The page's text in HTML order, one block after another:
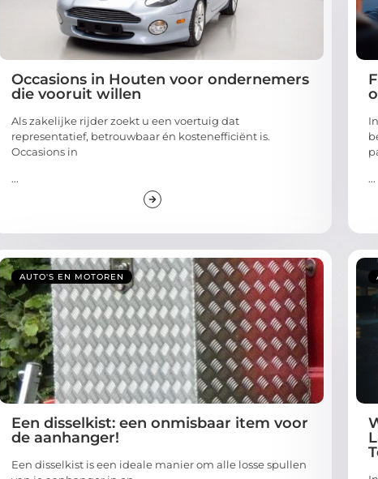
Occasions in Houten voor ondernemers
die vooruit willen
Als zakelijke rijder zoekt u een voertuig dat
representatief, betrouwbaar én kostenefficiënt is.
Occasions in
... ...
AUTO'S EN MOTOREN
Een disselkist: een onmisbaar item voor
de aanhanger!
Een disselkist is een ideale manier om alle losse spullen